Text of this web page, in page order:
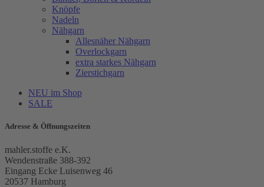
Knöpfe
Nadeln
Nähgarn
Allesnäher Nähgarn
Overlockgarn
extra starkes Nähgarn
Zierstichgarn
NEU im Shop
SALE
Adresse & Öffnungszeiten
mahler.stoffe e.K.
Wendenstraße 388-392
Eingang Ecke Luisenweg 46
20537 Hamburg